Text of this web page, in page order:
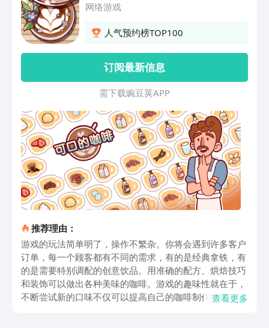
网络游戏
人气预约榜TOP100
订阅最新信息
需 下 载 豌 豆 荚 A P P
推荐理由：
游戏的玩法简单明了，操作不繁杂。你将会遇到许多客户
订单，每一个顾客都有不同的需求，有的是经典拿铁，有
的是需要特别调配的创意饮品。用准确的配方、烘焙技巧
和装饰可以做出各种美味的咖啡。游戏的趣味性就在于，
不断尝试新的口味不仅可以提高自己的咖啡制作水平，还
查看更多